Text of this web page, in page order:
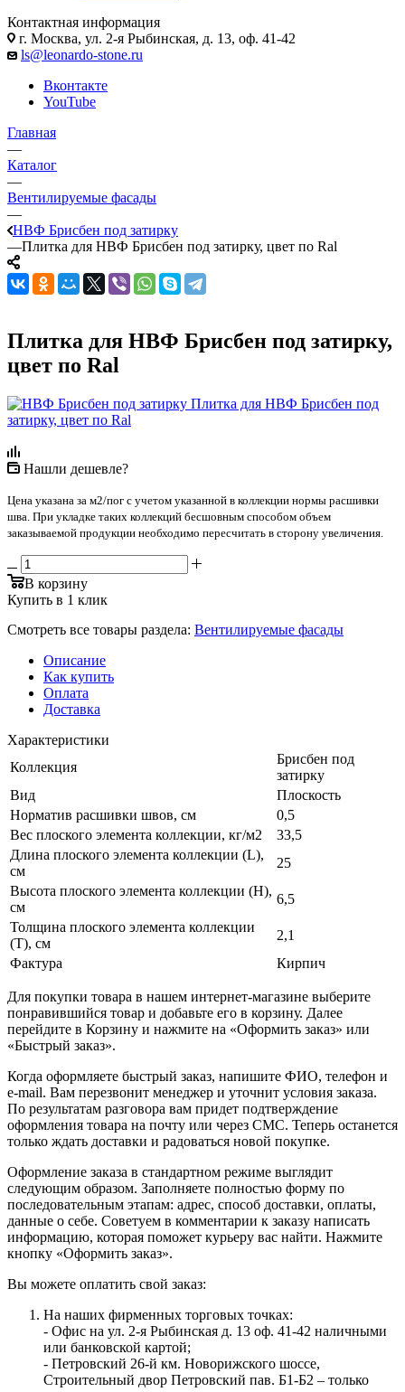
Контактная информация
г. Москва, ул. 2-я Рыбинская, д. 13, оф. 41-42
ls@leonardo-stone.ru
Вконтакте
YouTube
Главная
—
Каталог
—
Вентилируемые фасады
—
НВФ Брисбен под затирку
—Плитка для НВФ Брисбен под затирку, цвет по Ral
Плитка для НВФ Брисбен под затирку,
цвет по Ral
Нашли дешевле?
Цена указана за м2/пог с учетом указанной в коллекции нормы расшивки
шва. При укладке таких коллекций бесшовным способом объем
заказываемой продукции необходимо пересчитать в сторону увеличения.
В корзину
Купить в 1 клик
Смотреть все товары раздела: Вентилируемые фасады
Описание
Как купить
Оплата
Доставка
Характеристики
Коллекция
Брисбен под
затирку
Вид
Плоскость
Норматив расшивки швов, см
0,5
Вес плоского элемента коллекции, кг/м2
33,5
Длина плоского элемента коллекции (L),
см
25
Высота плоского элемента коллекции (H),
см
6,5
Толщина плоского элемента коллекции
(T), см
2,1
Фактура
Кирпич
Для покупки товара в нашем интернет-магазине выберите
понравившийся товар и добавьте его в корзину. Далее
перейдите в Корзину и нажмите на «Оформить заказ» или
«Быстрый заказ».
Когда оформляете быстрый заказ, напишите ФИО, телефон и
e-mail. Вам перезвонит менеджер и уточнит условия заказа.
По результатам разговора вам придет подтверждение
оформления товара на почту или через СМС. Теперь останется
только ждать доставки и радоваться новой покупке.
Оформление заказа в стандартном режиме выглядит
следующим образом. Заполняете полностью форму по
последовательным этапам: адрес, способ доставки, оплаты,
данные о себе. Советуем в комментарии к заказу написать
информацию, которая поможет курьеру вас найти. Нажмите
кнопку «Оформить заказ».
Вы можете оплатить свой заказ:
На наших фирменных торговых точках:
- Офис на ул. 2-я Рыбинская д. 13 оф. 41-42 наличными
или банковской картой;
- Петровский 26-й км. Новорижского шоссе,
Строительный двор Петровский пав. Б1-Б2 – только